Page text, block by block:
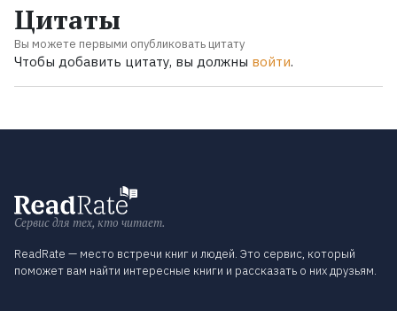
Цитаты
Вы можете первыми опубликовать цитату
Чтобы добавить цитату, вы должны войти.
Сервис для тех, кто читает.
ReadRate — место встречи книг и людей. Это сервис, который
поможет вам найти интересные книги и рассказать о них друзьям.